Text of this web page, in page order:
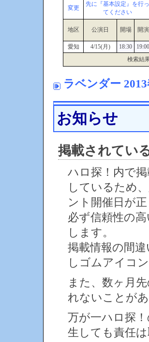
変更
先に『基本設定』を行っ
てください
地区 公演日 開場 開演
愛知 4/15(月) 18:30 19:00
検索結
ラベンダー
お知らせ
掲載されてい
ハロ探！内で
しているため
ント開催日が
必ず信頼性の
します。
掲載情報の間
しゴムアイコ
また、数ヶ月
れないことが
万が一ハロ探
生しても責任